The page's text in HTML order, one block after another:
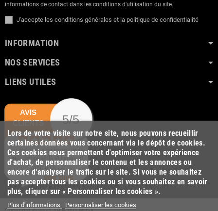
informations de contact dans les conditions d'utilisation du site.
J'accepte les conditions générales et la politique de confidentialité
INFORMATION
NOS SERVICES
LIENS UTILES
Lors de votre visite sur notre site, nous pouvons recueillir
certaines données vous concernant via le dépôt de cookies.
Ces cookies nous permettent d'optimiser votre expérience
d'achat, de personnaliser le contenu et les annonces ou
encore d'analyser le trafic sur le site. Si vous ne souhaitez
pas accepter tous les cookies ou si vous souhaitez en savoir
plus, cliquer sur « Personnaliser les cookies ».
Plus d'informations Personnaliser les cookies
AVIS
CLIENTS
5/5
Très compétents et livraison
rapide. Je...
voir plus